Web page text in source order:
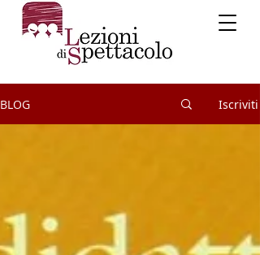
BLOG Iscriviti